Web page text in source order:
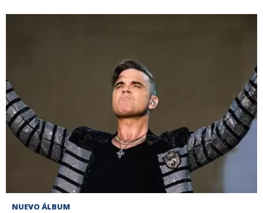
NUEVO ÁLBUM